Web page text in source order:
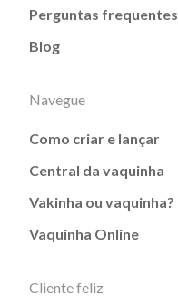
Perguntas frequentes
Blog
Navegue
Como criar e lançar
Central da vaquinha
Vakinha ou vaquinha?
Vaquinha Online
Cliente feliz